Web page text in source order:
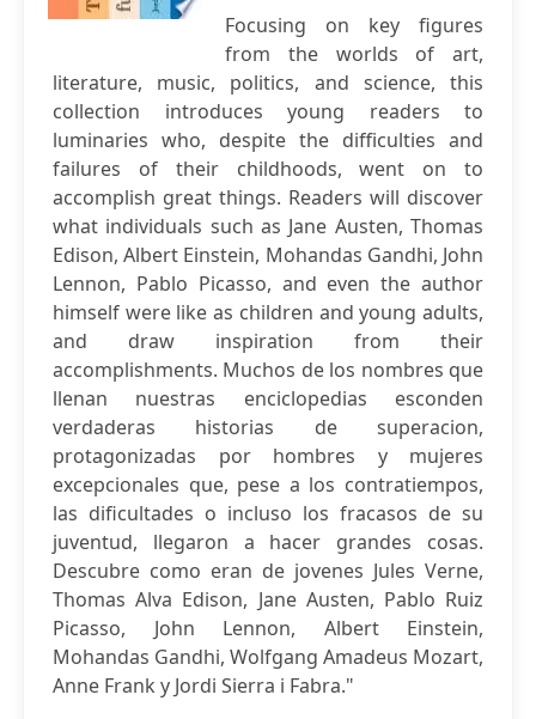
Focusing on key figures
from the worlds of art,
literature, music, politics, and science, this
collection introduces young readers to
luminaries who, despite the difficulties and
failures of their childhoods, went on to
accomplish great things. Readers will discover
what individuals such as Jane Austen, Thomas
Edison, Albert Einstein, Mohandas Gandhi, John
Lennon, Pablo Picasso, and even the author
himself were like as children and young adults,
and draw inspiration from their
accomplishments. Muchos de los nombres que
llenan nuestras enciclopedias esconden
verdaderas historias de superacion,
protagonizadas por hombres y mujeres
excepcionales que, pese a los contratiempos,
las dificultades o incluso los fracasos de su
juventud, llegaron a hacer grandes cosas.
Descubre como eran de jovenes Jules Verne,
Thomas Alva Edison, Jane Austen, Pablo Ruiz
Picasso, John Lennon, Albert Einstein,
Mohandas Gandhi, Wolfgang Amadeus Mozart,
Anne Frank y Jordi Sierra i Fabra."